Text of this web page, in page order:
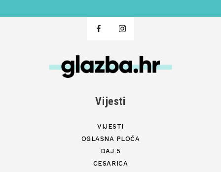
Vijesti
VIJESTI
OGLASNA PLOČA
DAJ 5
CESARICA